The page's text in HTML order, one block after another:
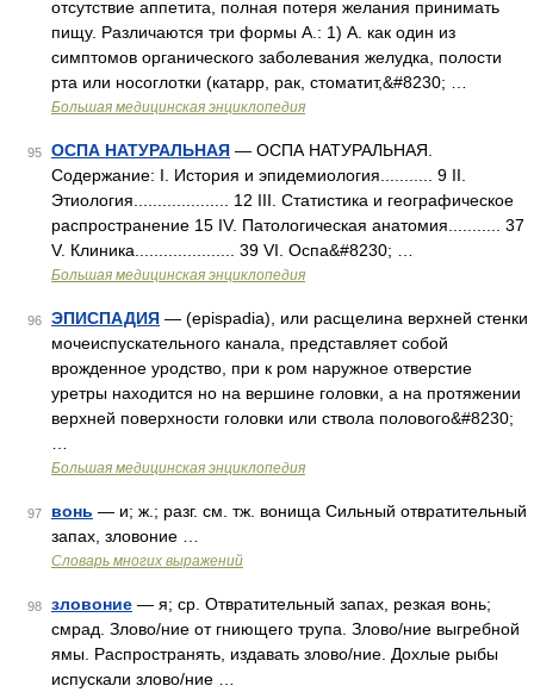
отсутствие аппетита, полная потеря желания принимать
пищу. Различаются три формы А.: 1) А. как один из
симптомов органического заболевания желудка, полости
рта или носоглотки (катарр, рак, стоматит,&#8230; …
Большая медицинская энциклопедия
95 ОСПА НАТУРАЛЬНАЯ — ОСПА НАТУРАЛЬНАЯ.
Содержание: I. История и эпидемиология........... 9 II.
Этиология.................... 12 III. Статистика и географическое
распространение 15 IV. Патологическая анатомия........... 37
V. Клиника..................... 39 VІ. Оспа&#8230; …
Большая медицинская энциклопедия
96 ЭПИСПАДИЯ — (epispadia), или расщелина верхней стенки
мочеиспускательного канала, представляет собой
врожденное уродство, при к ром наружное отверстие
уретры находится но на вершине головки, а на протяжении
верхней поверхности головки или ствола полового&#8230;
Большая медицинская энциклопедия
97 вонь — и; ж.; разг. см. тж. вонища Сильный отвратительный
запах, зловоние …
Словарь многих выражений
98 зловоние — я; ср. Отвратительный запах, резкая вонь;
смрад. Злово/ние от гниющего трупа. Злово/ние выгребной
ямы. Распространять, издавать злово/ние. Дохлые рыбы
испускали злово/ние …